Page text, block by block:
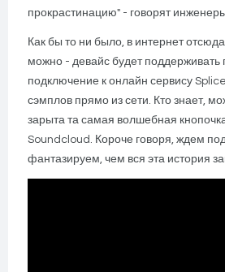
прокрастинацию" - говорят
Как бы то ни было, в интернет
можно - девайс будет поддерживать
подключение к онлайн сервису
сэмплов прямо из сети. Кто знает,
зарыта та самая волшебная
Soundcloud. Короче говоря, ждем
фантазируем, чем вся эта история